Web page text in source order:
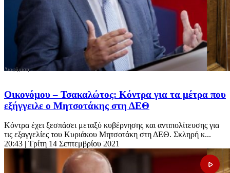
Οικονόμου – Τσακαλώτος: Κόντρα για τα μέτρα που
εξήγγειλε ο Μητσοτάκης στη ΔΕΘ
Κόντρα έχει ξεσπάσει μεταξύ κυβέρνησης και αντιπολίτευσης για
τις εξαγγελίες του Κυριάκου Μητσοτάκη στη ΔΕΘ. Σκληρή κ...
20:43 | Τρίτη 14 Σεπτεμβρίου 2021